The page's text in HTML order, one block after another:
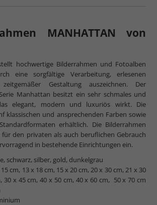
MANHATTAN von
hochwertige Bilderrahmen und Fotoalben
eine sorgfältige Verarbeitung, erlesenen
Gestaltung auszeichnen. Der
Manhattan besitzt ein sehr schmales und
elegant, modern und luxuriös wirkt. Die
klassischen und ansprechenden Farben sowie
erhältlich. Die Bilderrahmen
für den privaten als auch beruflichen Gebrauch
in bestehende Einrichtungen ein.
schwarz, silber, gold, dunkelgrau
cm, 13 x 18 cm, 15 x 20 cm, 20 x 30 cm, 21 x 30
30 x 45 cm, 40 x 50 cm, 40 x 60 cm, 50 x 70 cm